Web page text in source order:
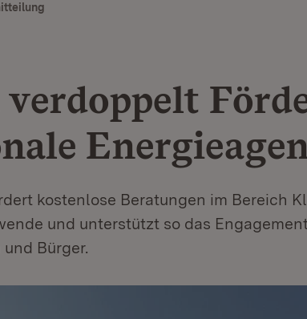
verdoppelt
kostenlose Beratungen im Bereich
und unterstützt so das
Bürger.